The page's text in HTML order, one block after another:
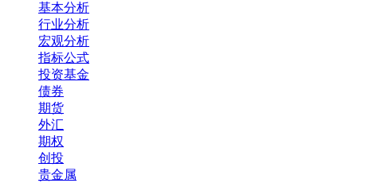
基本分析
行业分析
宏观分析
指标公式
投资基金
债券
期货
外汇
期权
创投
贵金属